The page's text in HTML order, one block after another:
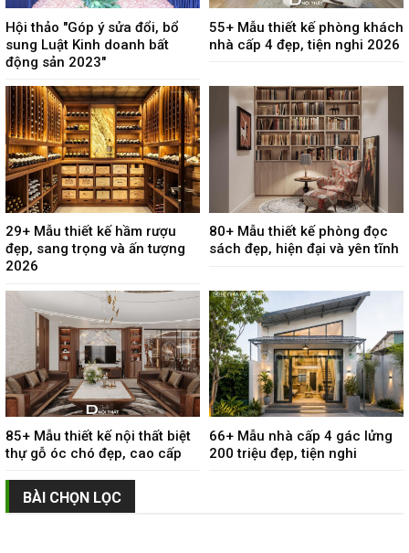
Hội thảo "Góp ý sửa đổi, bổ
sung Luật Kinh doanh bất
động sản 2023"
55+ Mẫu thiết kế phòng khách
nhà cấp 4 đẹp, tiện nghi 2026
29+ Mẫu thiết kế hầm rượu
đẹp, sang trọng và ấn tượng
2026
80+ Mẫu thiết kế phòng đọc
sách đẹp, hiện đại và yên tĩnh
85+ Mẫu thiết kế nội thất biệt
thự gỗ óc chó đẹp, cao cấp
66+ Mẫu nhà cấp 4 gác lửng
200 triệu đẹp, tiện nghi
BÀI CHỌN LỌC